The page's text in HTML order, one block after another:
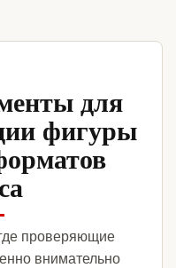
для
фигуры
проверяющие
внимательно